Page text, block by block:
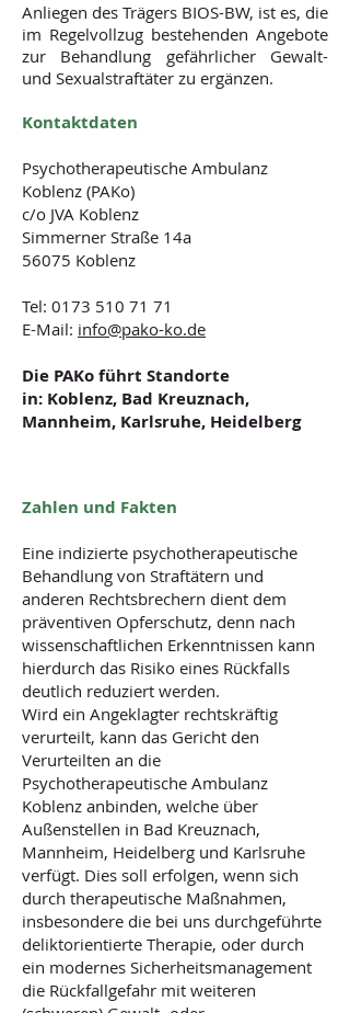
Anliegen des Trägers BIOS-BW, ist es, die
im Regelvollzug bestehenden Angebote
zur Behandlung gefährlicher Gewalt-
und Sexualstraftäter zu ergänzen.
Kontaktdaten
Psychotherapeutische Ambulanz
Koblenz (PAKo)
c/o JVA Koblenz
Simmerner Straße 14a
56075 Koblenz
Tel: 0173 510 71 71
E-Mail: info@pako-ko.de
Die PAKo führt Standorte
in: Koblenz, Bad Kreuznach,
Mannheim, Karlsruhe, Heidelberg
Zahlen und Fakten
Eine indizierte psychotherapeutische
Behandlung von Straftätern und
anderen Rechtsbrechern dient dem
präventiven Opferschutz, denn nach
wissenschaftlichen Erkenntnissen kann
hierdurch das Risiko eines Rückfalls
deutlich reduziert werden.
Wird ein Angeklagter rechtskräftig
verurteilt, kann das Gericht den
Verurteilten an die
Psychotherapeutische Ambulanz
Koblenz anbinden, welche über
Außenstellen in Bad Kreuznach,
Mannheim, Heidelberg und Karlsruhe
verfügt. Dies soll erfolgen, wenn sich
durch therapeutische Maßnahmen,
insbesondere die bei uns durchgeführte
deliktorientierte Therapie, oder durch
ein modernes Sicherheitsmanagement
die Rückfallgefahr mit weiteren